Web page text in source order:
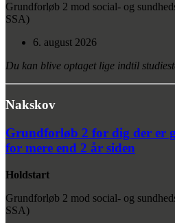
Grundforløb 2 mod social- og
SSA)
6. august 2026
Du kan blive optaget lige indtil
Nakskov
Grundforløb 2 for dig der er
for mere end 2 år siden
Holdstart
Grundforløb 2 mod social- og
SSA)